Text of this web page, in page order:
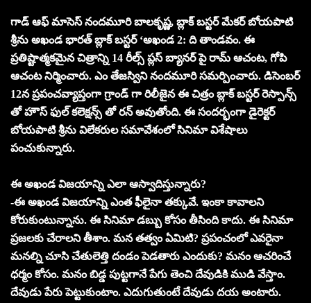
గాడ్ ఆఫ్ మాసెస్ నందమూరి బాలకృష్ణ, బ్లాక్ బస్టర్ మేకర్ బోయపాటి
శ్రీను అఖండ భారత్ బ్లాక్ బస్టర్ ‘అఖండ 2: ది తాండవం. ఈ
ప్రతిష్టాత్మకమైన చిత్రాన్ని 14 రీల్స్ ప్లస్ బ్యానర్ పై రామ్ ఆచంట, గోపి
ఆచంట నిర్మించారు. ఎం తేజస్విని నందమూరి సమర్పించారు. డిసెంబర్
12న ప్రపంచవ్యాప్తంగా గ్రాండ్ గా రిలీజైన ఈ చిత్రం బ్లాక్ బస్టర్ రెస్పాన్స్
తో హౌస్ ఫుల్ కలెక్షన్స్ తో రన్ అవుతోంది. ఈ సందర్భంగా డైరెక్టర్
బోయపాటి శ్రీను విలేకరుల సమావేశంలో సినిమా విశేషాలు
పంచుకున్నారు.
ఈ అఖండ విజయాన్ని ఎలా ఆస్వాదిస్తున్నారు?
-ఈ అఖండ విజయాన్ని ఎంత ఫీలైనా తక్కువే. ఇంకా కావాలని
కోరుకుంటున్నాను. ఈ సినిమా డబ్బు కోసం తీసింది కాదు. ఈ సినిమా
ప్రజలకు చేరాలని తీశాం. మన తత్వం ఏమిటి? ప్రపంచంలో ఎవరైనా
మనల్ని చూసి చేతులెత్తి దండం పెడతారు ఎందుకు? మనం ఆచరించే
ధర్మం కోసం. మనం బిడ్డ పుట్టగానే పేగు తెంచి దేవుడికి ముడి వేస్తాం.
దేవుడు పేరు పెట్టుకుంటాం. ఎదుగుతుంటే దేవుడు దయ అంటారు.